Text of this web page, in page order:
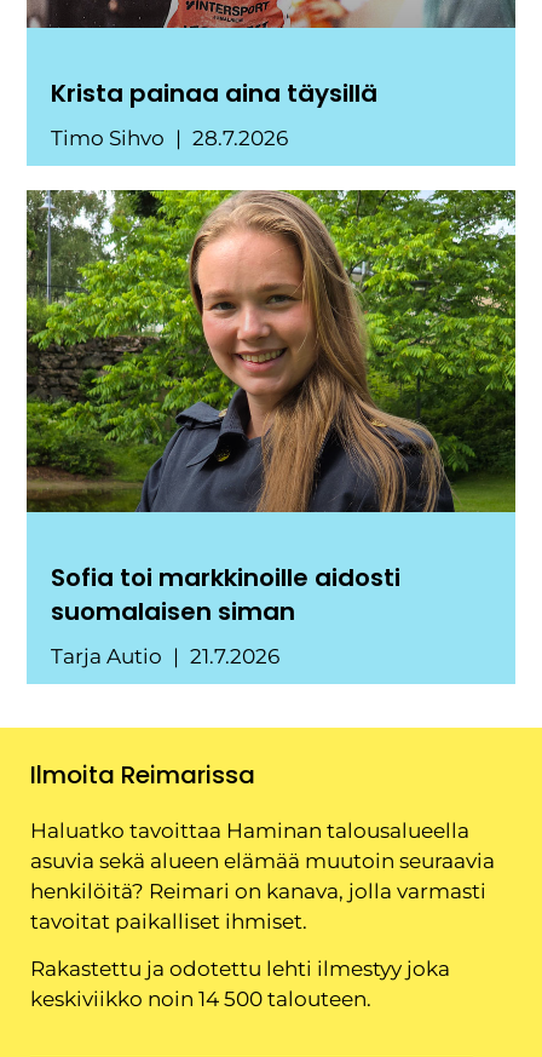
Krista painaa aina täysillä
Timo Sihvo 28.7.2026
Sofia toi markkinoille aidosti
suomalaisen siman
Tarja Autio 21.7.2026
Ilmoita Reimarissa
Haluatko tavoittaa Haminan talousalueella
asuvia sekä alueen elämää muutoin seuraavia
henkilöitä? Reimari on kanava, jolla varmasti
tavoitat paikalliset ihmiset.
Rakastettu ja odotettu lehti ilmestyy joka
keskiviikko noin 14 500 talouteen.